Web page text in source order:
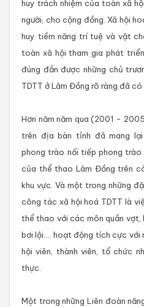
huy trách nhiệm của toàn xã
người, cho cộng đồng. Xã hội
huy tiềm năng trí tuệ và vật
toàn xã hội tham gia phát
đúng đắn được những chủ
TDTT ở Lâm Đồng rõ ràng đã
Hơn năm năm qua (2001 -
trên địa bàn tỉnh đã mang
phong trào nối tiếp phong
của thể thao Lâm Đồng trên
khu vực. Và một trong những
công tác xã hội hoá TDTT là
thể thao với các môn quần vợt,
bơi lội.... hoạt động tích cực với
hội viên, thành viên, tổ chức
thực.
Một trong những Liên đoàn